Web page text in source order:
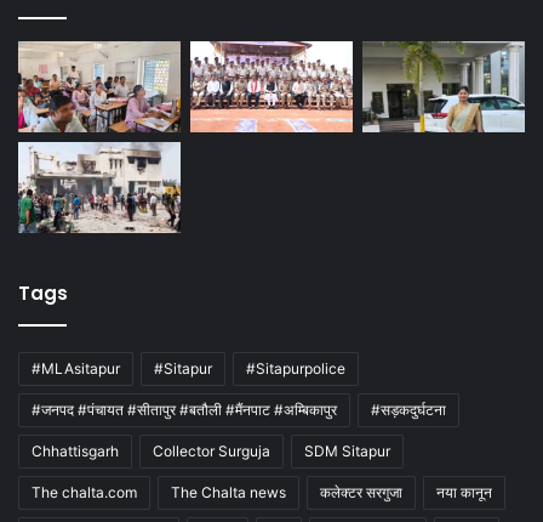
Tags
#MLAsitapur #Sitapur #Sitapurpolice
#जनपद #पंचायत #सीतापुर #बतौली #मैंनपाट #अम्बिकापुर #सड़कदुर्घटना
Chhattisgarh Collector Surguja SDM Sitapur
The chalta.com The Chalta news कलेक्टर सरगुजा नया कानून